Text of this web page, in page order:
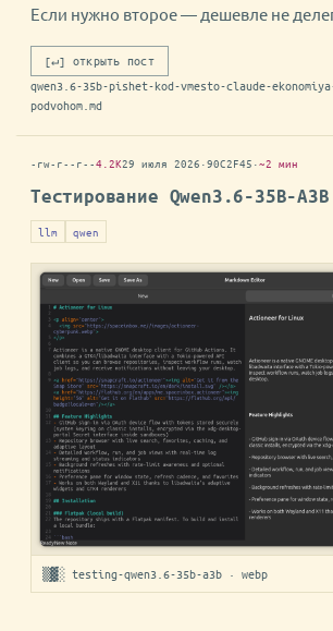
Если нужно второе — дешевле не
[↵] открыть пост
qwen3.6-35b-pishet-kod-vmesto-claude-
podvohom.md
-rw-r--r--4.2K29 июля 2026 ·90C2F45 ·~2 мин
Тестирование Qwen3.6-35B-A3B
llm qwen
▒▓░ testing-qwen3.6-35b-a3b · webp